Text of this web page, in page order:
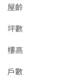
屋齡
坪數
樓高
戶數